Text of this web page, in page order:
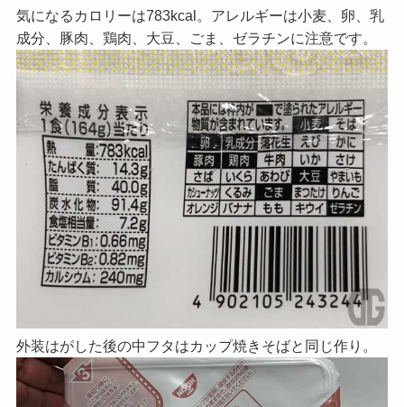
気になるカロリーは783kcal。アレルギーは小麦、卵、乳
成分、豚肉、鶏肉、大豆、ごま、ゼラチンに注意です。
外装はがした後の中フタはカップ焼きそばと同じ作り。